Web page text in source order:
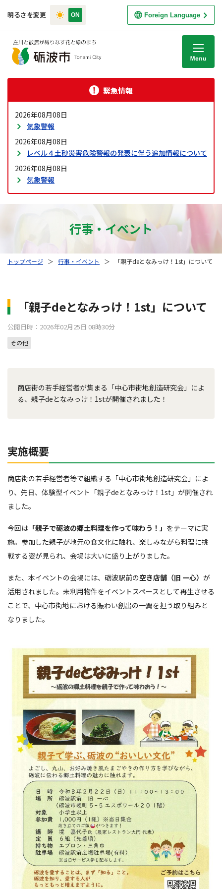
明るさを変更 Foreign Language
緊急情報
2026年08月08日
気象警報
2026年08月08日
レベル４土砂災害危険警報の発表に伴う追加情報について
2026年08月08日
気象警報
行事・イベント
トップページ ＞ 行事・イベント ＞ 「親子deとなみっけ！1st」について
「親子deとなみっけ！1st」について
公開日時：2026年02月25日 08時30分
その他
商店街の若手経営者が集まる「中心市街地創造研究会」によ
る、親子deとなみっけ！1stが開催されました！
実施概要
商店街の若手経営者等で組織する「中心市街地創造研究会」によ
り、先日、体験型イベント「親子deとなみっけ！1st」が開催され
ました。
今回は 「親子で砺波の郷土料理を作って味わう！」 をテーマに実
施。参加した親子が地元の食文化に触れ、楽しみながら料理に挑
戦する姿が見られ、会場は大いに盛り上がりました。
また、本イベントの会場には、砺波駅前の空き店舗（旧 一心） が
活用されました。未利用物件をイベントスペースとして再生させる
ことで、中心市街地における賑わい創出の一翼を担う取り組みと
なりました。